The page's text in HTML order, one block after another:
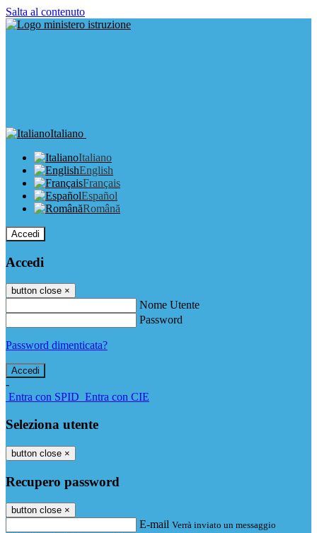
Salta al contenuto
Italiano
Italiano
English
Français
Español
Română
Accedi
Accedi
button close ×
Nome Utente
Password
Password dimenticata?
-
Entra con SPID Entra con CIE
Seleziona utente
button close ×
Recupero password
button close ×
E-mail Verrà inviato un messaggio